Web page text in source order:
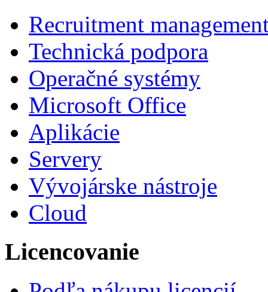
Recruitment
Technická podpora
Operačné systémy
Microsoft Office
Aplikácie
Servery
Vývojárske nástroje
Cloud
Licencovanie